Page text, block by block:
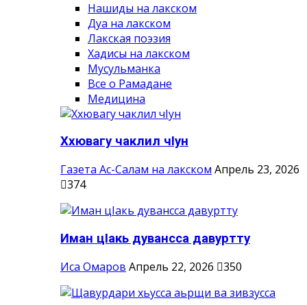
Нашиды на лакском
Дуа на лакском
Лакская поэзия
Хадисы на лакском
Мусульманка
Все о Рамадане
Медицина
Ххювагу чаклил чIун
Газета Ас-Салам на лакском Апрель 23, 2026
374
Иман цIакь дувансса давуртту
Иса Омаров Апрель 22, 2026 350